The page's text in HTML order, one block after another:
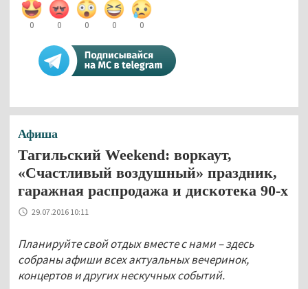
0 0 0 0 0
Афиша
Тагильский Weekend: воркаут,
«Счастливый воздушный» праздник,
гаражная распродажа и дискотека 90-х
29.07.2016 10:11
Планируйте свой отдых вместе с нами – здесь
собраны афиши всех актуальных вечеринок,
концертов и других нескучных событий.